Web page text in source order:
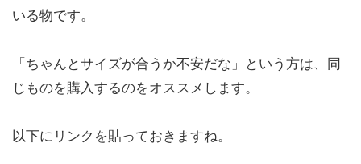
いる物です。
「ちゃんとサイズが合うか不安だな」という方は、同
じものを購入するのをオススメします。
以下にリンクを貼っておきますね。